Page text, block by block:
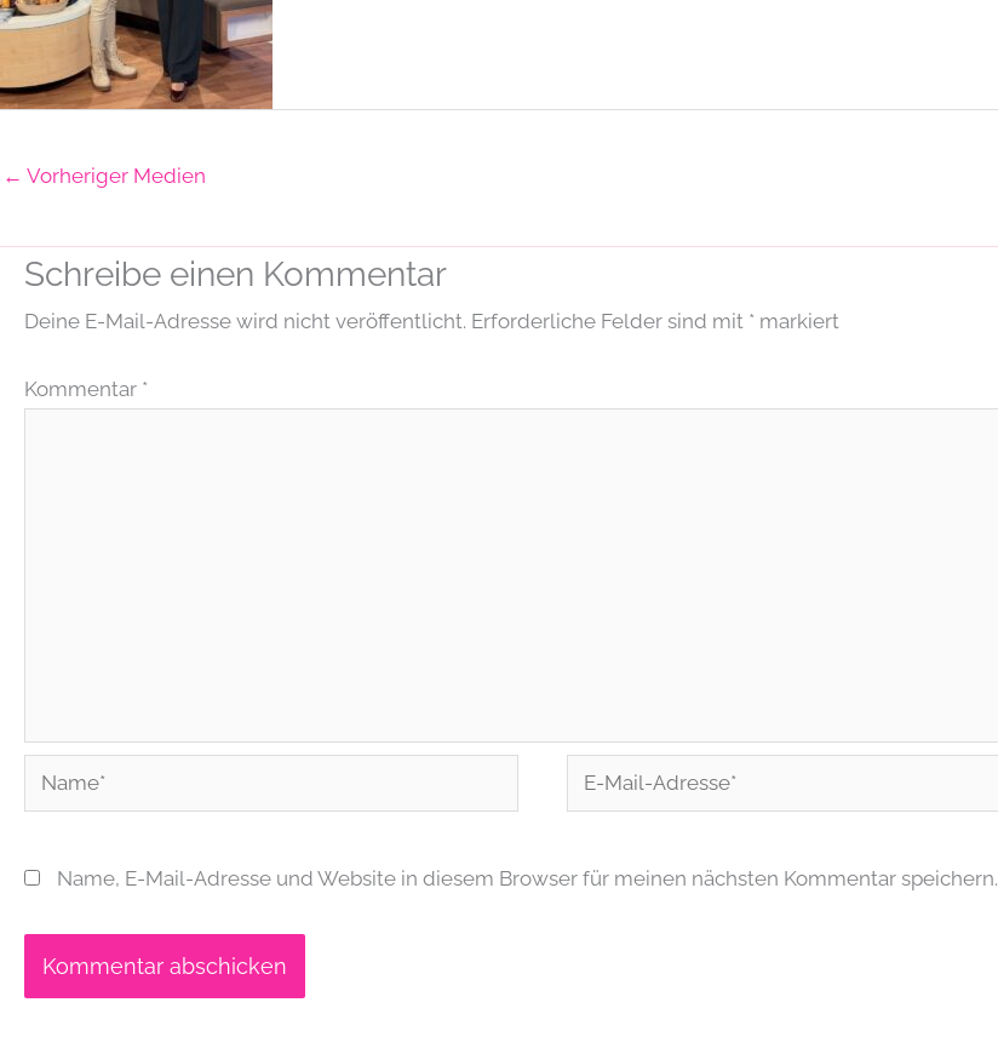
← Vorheriger Medien
Schreibe einen Kommentar
Deine E-Mail-Adresse wird nicht veröffentlicht. Erforderliche Felder sind mit * markiert
Kommentar *
Name*
E-
Mail-
Name, E-Mail-Adresse und Website in diesem Browser für meinen nächsten Kommentar speichern.